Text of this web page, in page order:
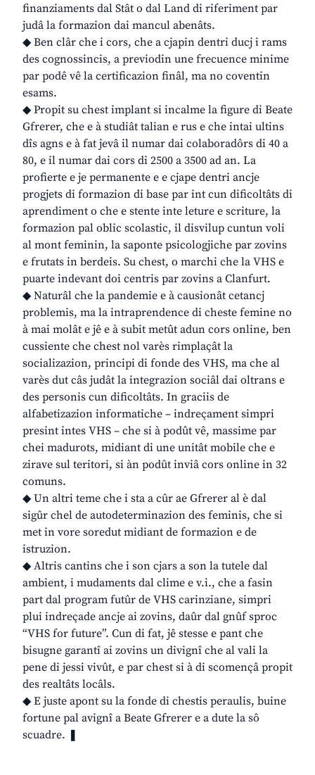
finanziaments dal Stât o dal Land di riferiment par
judâ la formazion dai mancul abenâts.
◆ Ben clâr che i cors, che a cjapin dentri ducj i rams
des cognossincis, a previodin une frecuence minime
par podê vê la certificazion finâl, ma no coventin
esams.
◆ Propit su chest implant si incalme la figure di Beate
Gfrerer, che e à studiât talian e rus e che intai ultins
dîs agns e à fat jevâ il numar dai colaboradôrs di 40 a
80, e il numar dai cors di 2500 a 3500 ad an. La
profierte e je permanente e e cjape dentri ancje
progjets di formazion di base par int cun dificoltâts di
aprendiment o che e stente inte leture e scriture, la
formazion pal oblic scolastic, il disvilup cuntun voli
al mont feminin, la saponte psicologjiche par zovins
e frutats in berdeis. Su chest, o marchi che la VHS e
puarte indevant doi centris par zovins a Clanfurt.
◆ Naturâl che la pandemie e à causionât cetancj
problemis, ma la intraprendence di cheste femine no
à mai molât e jê e à subit metût adun cors online, ben
cussiente che chest nol varès rimplaçât la
socializazion, principi di fonde des VHS, ma che al
varès dut câs judât la integrazion sociâl dai oltrans e
des personis cun dificoltâts. In graciis de
alfabetizazion informatiche – indreçament simpri
presint intes VHS – che si à podût vê, massime par
chei madurots, midiant di une unitât mobile che e
zirave sul teritori, si àn podût inviâ cors online in 32
comuns.
◆ Un altri teme che i sta a cûr ae Gfrerer al è dal
sigûr chel de autodeterminazion des feminis, che si
met in vore soredut midiant de formazion e de
istruzion.
◆ Altris cantins che i son cjars a son la tutele dal
ambient, i mudaments dal clime e v.i., che a fasin
part dal program futûr de VHS carinziane, simpri
plui indreçade ancje ai zovins, daûr dal gnûf sproc
“VHS for future”. Cun di fat, jê stesse e pant che
bisugne garantî ai zovins un divignî che al vali la
pene di jessi vivût, e par chest si à di scomençâ propit
des realtâts locâls.
◆ E juste apont su la fonde di chestis peraulis, buine
fortune pal avignî a Beate Gfrerer e a dute la sô
scuadre. ❚